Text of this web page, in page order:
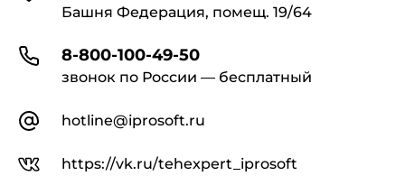
Башня Федерация, помещ. 19/64
8-800-100-49-50
звонок по России — бесплатный
hotline@iprosoft.ru
https://vk.ru/tehexpert_iprosoft